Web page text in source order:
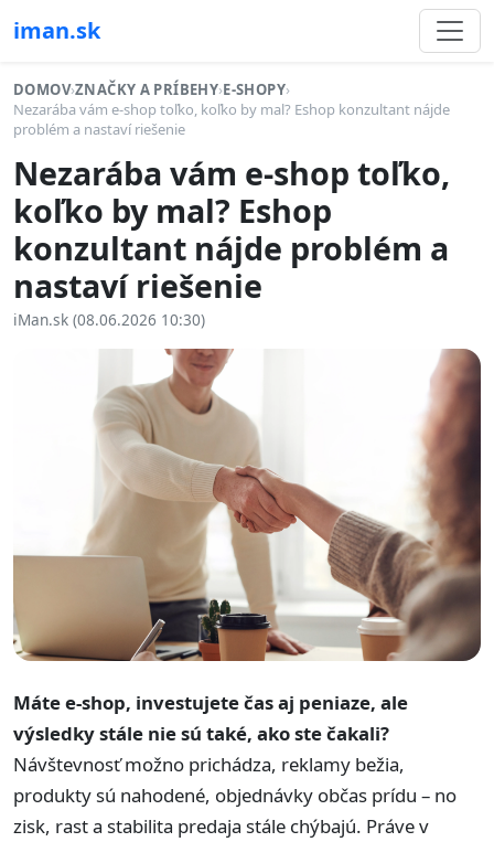
iman.sk
DOMOV›ZNAČKY A PRÍBEHY›E-SHOPY›
Nezarába vám e-shop toľko, koľko by mal? Eshop konzultant nájde
problém a nastaví riešenie
Nezarába vám e-shop toľko,
koľko by mal? Eshop
konzultant nájde problém a
nastaví riešenie
iMan.sk (08.06.2026 10:30)
Máte e-shop, investujete čas aj peniaze, ale
výsledky stále nie sú také, ako ste čakali?
Návštevnosť možno prichádza, reklamy bežia,
produkty sú nahodené, objednávky občas prídu – no
zisk, rast a stabilita predaja stále chýbajú. Práve v